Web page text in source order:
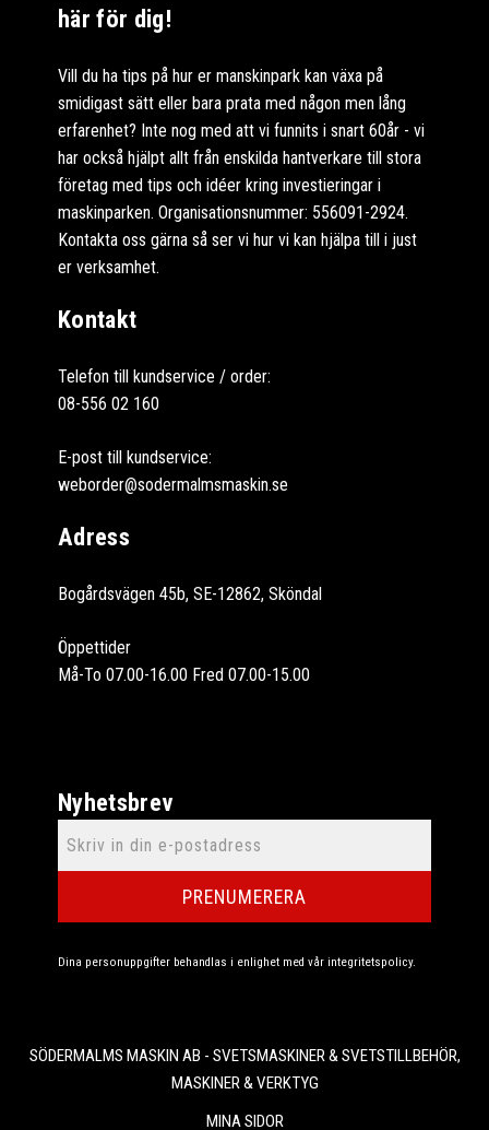
här för dig!
Vill du ha tips på hur er manskinpark kan växa på
smidigast sätt eller bara prata med någon men lång
erfarenhet? Inte nog med att vi funnits i snart 60år - vi
har också hjälpt allt från enskilda hantverkare till stora
företag med tips och idéer kring investieringar i
maskinparken. Organisationsnummer: 556091-2924.
Kontakta oss gärna så ser vi hur vi kan hjälpa till i just
er verksamhet.
Kontakt
Telefon till kundservice / order:
08-556 02 160
E-post till kundservice:
weborder@sodermalmsmaskin.se
Adress
Bogårdsvägen 45b, SE-12862, Sköndal
Öppettider
Må-To 07.00-16.00 Fred 07.00-15.00
Nyhetsbrev
PRENUMERERA
Dina personuppgifter behandlas i enlighet med vår integritetspolicy.
SÖDERMALMS MASKIN AB - SVETSMASKINER & SVETSTILLBEHÖR,
MASKINER & VERKTYG
MINA SIDOR